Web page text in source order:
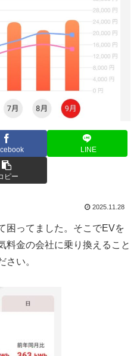
LINE
ピー
2025.11.28
困ってました。そこでEVを
料金の会社に乗り換えること
さい。